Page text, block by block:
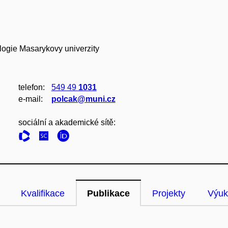
Masarykovy univerzity
telefon: 549 49 1031
e‑mail:
polcak@muni.cz
sociální a akademické sítě:
Kvalifikace Publikace Projekty